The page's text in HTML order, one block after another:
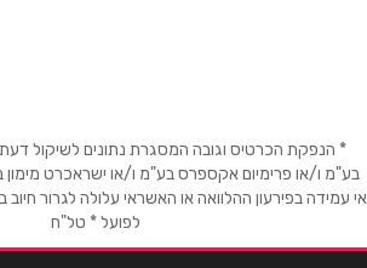
אימייל*
* הנפקת הכרטיס וגובה המסגרת נתונים לשיקול
בע"מ ו/או פרימיום אקספרס בע"מ ו/או ישראכרט
אי עמידה בפירעון ההלוואה או האשראי עלולה לגרור חיוב
לפועל * טל"ח